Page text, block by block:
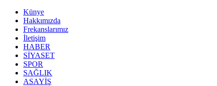
Künye
Hakkımızda
Frekanslarımız
İletişim
HABER
SİYASET
SPOR
SAĞLIK
ASAYİŞ